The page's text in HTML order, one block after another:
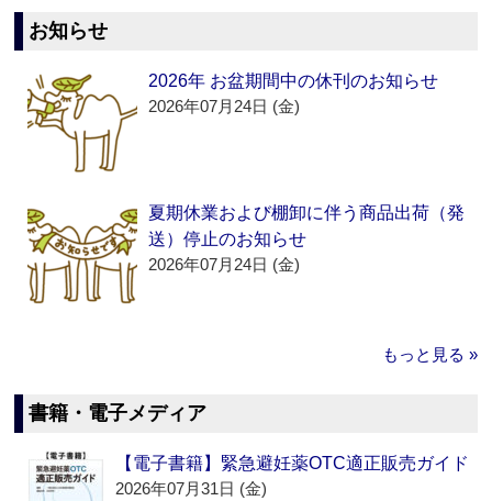
お知らせ
2026年 お盆期間中の休刊のお知らせ
2026年07月24日 (金)
夏期休業および棚卸に伴う商品出荷（発
送）停止のお知らせ
2026年07月24日 (金)
もっと見る »
書籍・電子メディア
【電子書籍】緊急避妊薬OTC適正販売ガイド
2026年07月31日 (金)